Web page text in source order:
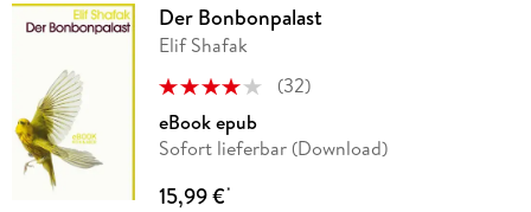
Der Bonbonpalast
Elif Shafak
(32)
eBook epub
Sofort lieferbar (Download)
15,99 €*